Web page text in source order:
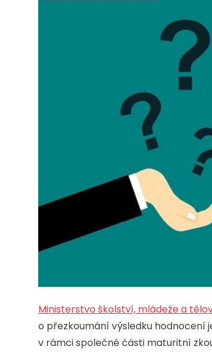
Ministerstvo školství, mládeže a
o přezkoumání výsledku hodnocení
v rámci společné části maturitní